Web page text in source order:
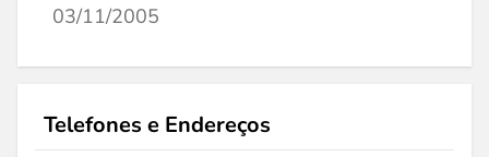
03/11/2005
Telefones e Endereços